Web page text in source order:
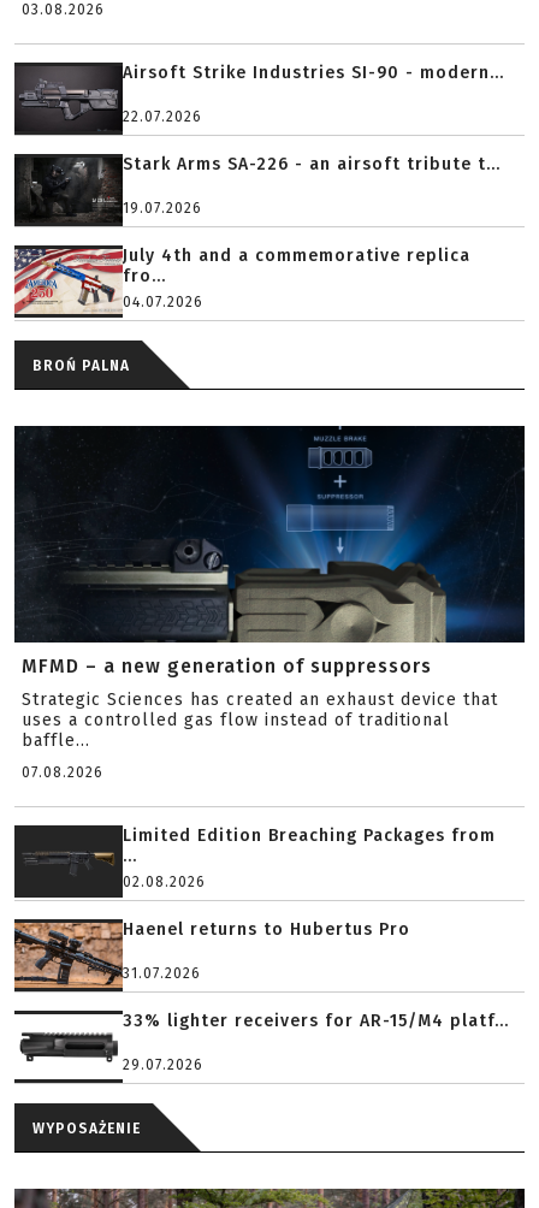
03.08.2026
Airsoft Strike Industries SI-90 - modern...
22.07.2026
Stark Arms SA-226 - an airsoft tribute t...
19.07.2026
July 4th and a commemorative replica
fro...
04.07.2026
BROŃ PALNA
MFMD – a new generation of suppressors
Strategic Sciences has created an exhaust device that
uses a controlled gas flow instead of traditional
baffle...
07.08.2026
Limited Edition Breaching Packages from
...
02.08.2026
Haenel returns to Hubertus Pro
31.07.2026
33% lighter receivers for AR-15/M4 platf...
29.07.2026
WYPOSAŻENIE